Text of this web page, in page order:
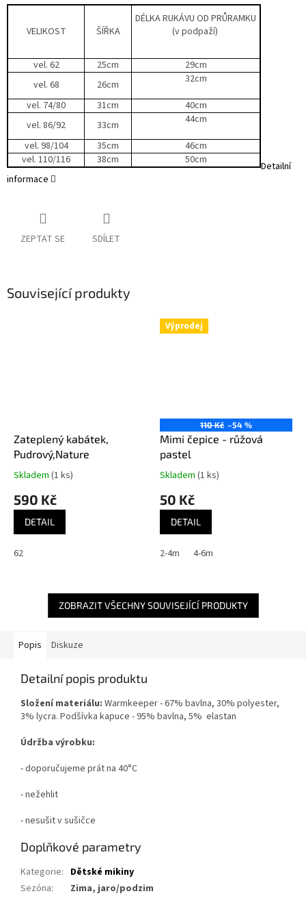
VELIKOST ŠÍŘKA
DÉLKA RUKÁVU OD PRŮRAMKU
(v podpaží)
vel. 62 25cm
29cm
vel. 68
26cm
32cm
vel. 74/80
31cm
40cm
vel. 86/92
33cm
44cm
vel. 98/104
35cm
46cm
vel. 110/116
38cm 50cm
Detailní
informace
ZEPTAT SE SDÍLET
Související produkty
Zateplený kabátek,
Pudrový,Nature
Skladem (1 ks)
590 Kč
DETAIL
62
Výprodej
110 Kč –54 %
Mimi čepice - růžová
pastel
Skladem (1 ks)
50 Kč
DETAIL
2-4m 4-6m
ZOBRAZIT VŠECHNY SOUVISEJÍCÍ PRODUKTY
Popis Diskuze
Detailní popis produktu
Složení materiálu: Warmkeeper - 67% bavlna, 30% polyester,
3% lycra. Podšívka kapuce - 95% bavlna, 5% elastan
Údržba výrobku:
- doporučujeme prát na 40°C
- nežehlit
- nesušit v sušičce
Doplňkové parametry
Kategorie: Dětské mikiny
Sezóna: Zima, jaro/podzim